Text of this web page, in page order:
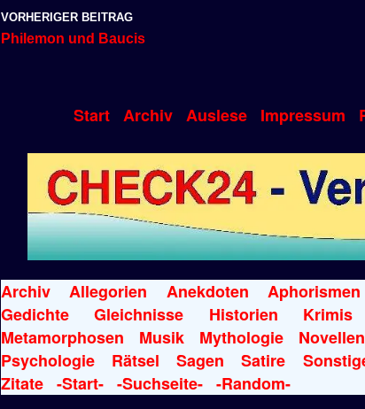
VORHERIGER BEITRAG
Philemon und Baucis
Start Archiv Auslese Impressum
Archiv Allegorien Anekdoten Aphorismen
Gedichte
Gleichnisse Historien Krimis
Metamorphosen
Musik Mythologie Novellen
Psychologie
Rätsel Sagen Satire
Zitate -Start- -Suchseite- -Random-